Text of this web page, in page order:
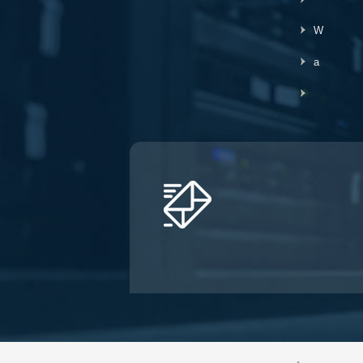
ProLabs соответствуют
не содержат свинца.
соглашениях (19 USC
и 2501-2581), который
справедливой и
или указанные в
W
a